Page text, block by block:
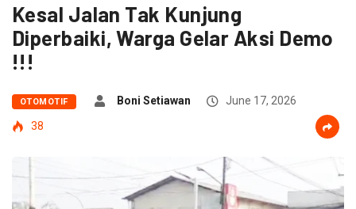
Kesal Jalan Tak Kunjung
Diperbaiki, Warga Gelar Aksi Demo
!!!
OTOMOTIF Boni Setiawan
June 17, 2026
38